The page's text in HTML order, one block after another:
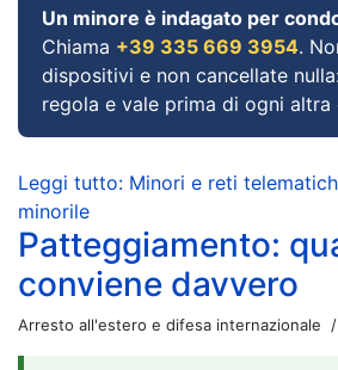
Un minore è indagato per
Chiama +39 335 669 3954.
dispositivi e non cancellate
regola e vale prima di ogni altra
Leggi tutto: Minori e reti
minorile
Patteggiamento:
conviene davvero
Arresto all'estero e difesa internazionale